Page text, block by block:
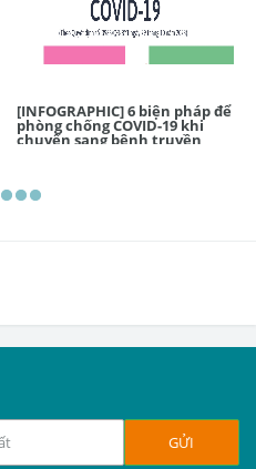
[INFOGRAPHIC] 6 biện pháp để
phòng chống COVID-19 khi
chuyển sang bệnh truyền